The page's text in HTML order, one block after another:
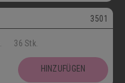
3501
36 Stk.
HINZUFÜGEN